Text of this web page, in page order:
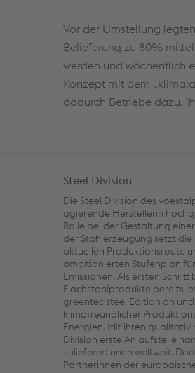
Vor der Umstellung
Belieferung zu 80%
werden und wöchentlich
Konzept mit dem
dadurch Betriebe dazu,
Steel Division
Die Steel Division des
agierende Herstellerin
Rolle bei der Gestaltung
der Stahlerzeugung setzt die
aktuellen Produktionsroute
ambitionierten Stufenplan
Emissionen. Als ersten
Flachstahlprodukte bereits
greentec steel Edition an
klimafreundlicher
Energien. Mit ihren
Division erste Anlaufstelle
zulieferer:innen weltweit.
Partnerinnen der